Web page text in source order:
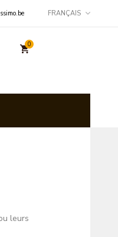
FRANÇAIS
0
leurs